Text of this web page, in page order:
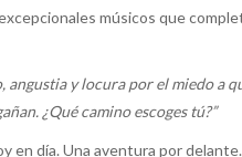
músicos que
angustia y locura por el miedo a
¿Qué camino escoges tú?”
en día. Una aventura por